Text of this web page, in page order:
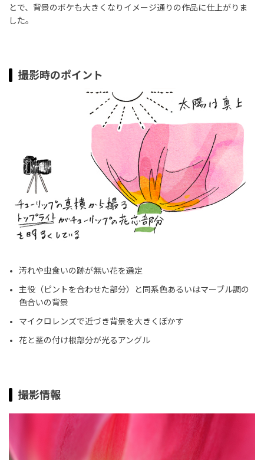
とで、背景のボケも大きくなりイメージ通りの作品に仕上がりま
した。
撮影時のポイント
汚れや虫食いの跡が無い花を選定
主役（ピントを合わせた部分）と同系色あるいはマーブル調の
色合いの背景
マイクロレンズで近づき背景を大きくぼかす
花と茎の付け根部分が光るアングル
撮影情報